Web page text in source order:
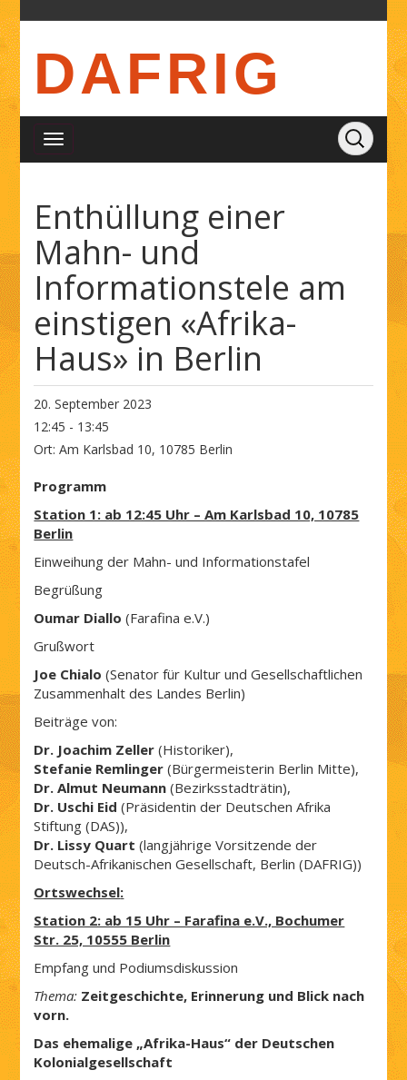
DAFRIG
Enthüllung einer
Mahn- und
Informationstele am
einstigen «Afrika-
Haus» in Berlin
20. September 2023
12:45 - 13:45
Ort:Am Karlsbad 10, 10785 Berlin
Programm
Station 1: ab 12:45 Uhr – Am Karlsbad 10, 10785
Berlin
Einweihung der Mahn- und Informationstafel
Begrüßung
Oumar Diallo (Farafina e.V.)
Grußwort
Joe Chialo (Senator für Kultur und Gesellschaftlichen
Zusammenhalt des Landes Berlin)
Beiträge von:
Dr. Joachim Zeller (Historiker),
Stefanie Remlinger (Bürgermeisterin Berlin Mitte),
Dr. Almut Neumann (Bezirksstadträtin),
Dr. Uschi Eid (Präsidentin der Deutschen Afrika
Stiftung (DAS)),
Dr. Lissy Quart (langjährige Vorsitzende der
Deutsch-Afrikanischen Gesellschaft, Berlin (DAFRIG))
Ortswechsel:
Station 2: ab 15 Uhr – Farafina e.V., Bochumer
Str. 25, 10555 Berlin
Empfang und Podiumsdiskussion
Thema: Zeitgeschichte, Erinnerung und Blick nach
vorn.
Das ehemalige „Afrika-Haus“ der Deutschen
Kolonialgesellschaft